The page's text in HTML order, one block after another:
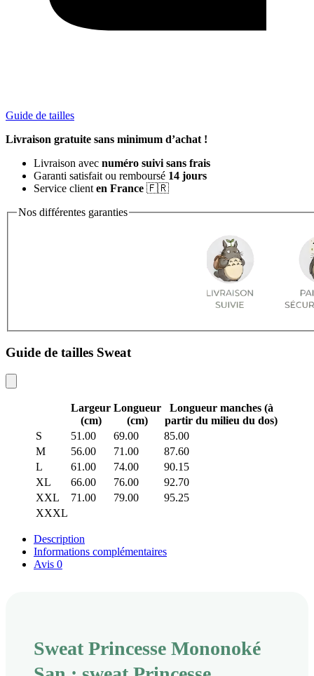
Guide de tailles
Livraison gratuite sans minimum d’achat !
Livraison avec numéro suivi sans frais
Garanti satisfait ou remboursé 14 jours
Service client en France 🇫🇷
Nos différentes garanties
Guide de tailles Sweat
Largeur
(cm)
Longueur
(cm)
Longueur manches (à
partir du milieu du dos)
S
51.00 69.00
85.00
M
56.00 71.00
87.60
L
61.00 74.00
90.15
XL
66.00 76.00
92.70
XXL
71.00 79.00
95.25
XXXL
Description
Informations complémentaires
Avis 0
Sweat Princesse Mononoké